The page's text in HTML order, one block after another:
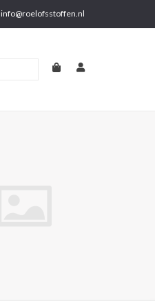
info@roelofsstoffen.nl